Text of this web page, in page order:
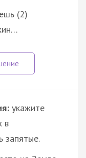
(2)
укажите
в
запятые.